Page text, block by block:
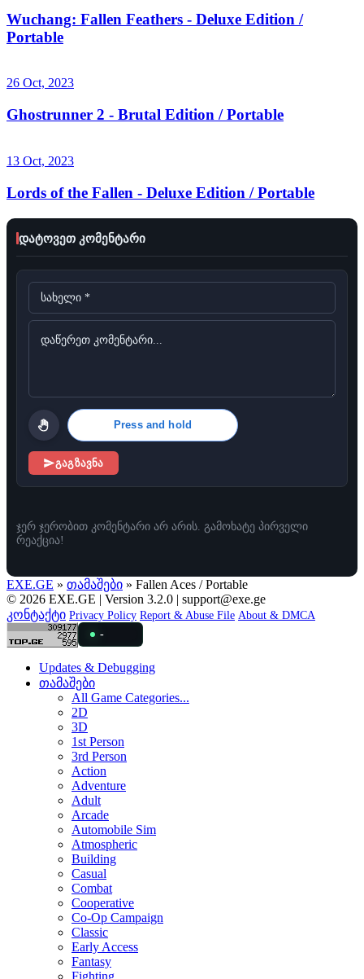
Wuchang: Fallen Feathers - Deluxe Edition /
Portable
26 Oct, 2023
Ghostrunner 2 - Brutal Edition / Portable
13 Oct, 2023
Lords of the Fallen - Deluxe Edition / Portable
დატოვეთ კომენტარი
Press and hold
გაგზავნა
ჯერ ჯერობით კომენტარი არ არის. გამოხატე პირველი
რეაქცია!
EXE.GE » თამაშები » Fallen Aces / Portable
© 2026 EXE.GE | Version 3.2.0 | support@exe.ge
კონტაქტი Privacy Policy Report & Abuse File About & DMCA
-
Updates & Debugging
თამაშები
All Game Categories...
2D
3D
1st Person
3rd Person
Action
Adventure
Adult
Arcade
Automobile Sim
Atmospheric
Building
Casual
Combat
Cooperative
Co-Op Campaign
Classic
Early Access
Fantasy
Fighting